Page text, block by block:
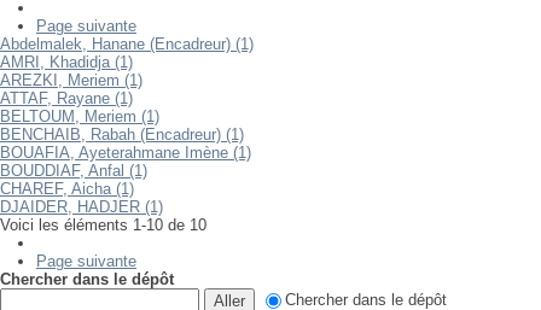
Page suivante
Abdelmalek, Hanane (Encadreur) (1)
AMRI, Khadidja (1)
AREZKI, Meriem (1)
ATTAF, Rayane (1)
BELTOUM, Meriem (1)
BENCHAIB, Rabah (Encadreur) (1)
BOUAFIA, Ayeterahmane Imène (1)
BOUDDIAF, Anfal (1)
CHAREF, Aicha (1)
DJAIDER, HADJER (1)
Voici les éléments 1-10 de 10
Page suivante
Chercher dans le dépôt
Chercher dans le dépôt